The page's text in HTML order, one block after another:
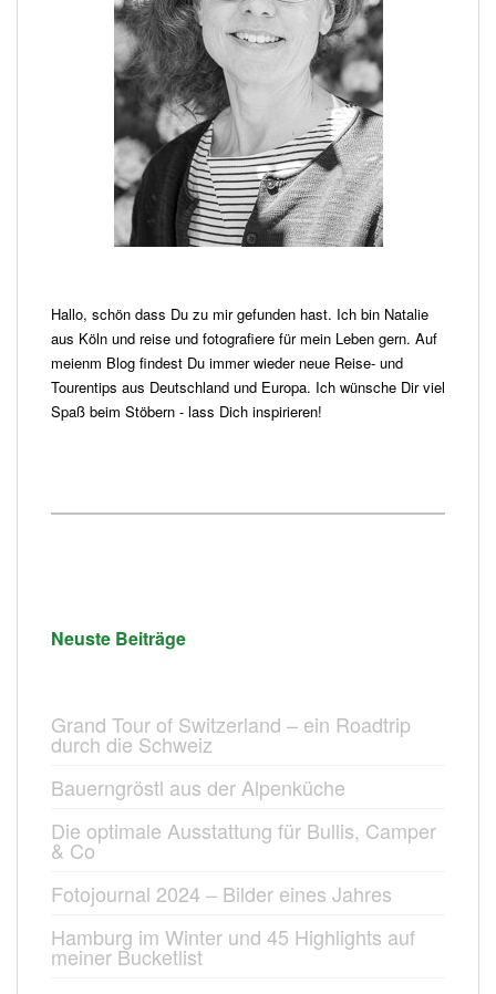
Hallo, schön dass Du zu mir gefunden hast. Ich bin Natalie
aus Köln und reise und fotografiere für mein Leben gern. Auf
meienm Blog findest Du immer wieder neue Reise- und
Tourentips aus Deutschland und Europa. Ich wünsche Dir viel
Spaß beim Stöbern - lass Dich inspirieren!
Neuste Beiträge
Grand Tour of Switzerland – ein Roadtrip
durch die Schweiz
Bauerngröstl aus der Alpenküche
Die optimale Ausstattung für Bullis, Camper
& Co
Fotojournal 2024 – Bilder eines Jahres
Hamburg im Winter und 45 Highlights auf
meiner Bucketlist